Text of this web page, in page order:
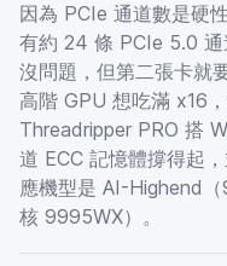
因為 PCIe 通道數是硬
有約 24 條 PCIe 5.0 通
沒問題，但第二張卡就
高階 GPU 想吃滿 x16
Threadripper PRO 搭
道 ECC 記憶體撐得起
應機型是 AI-Highend
核 9995WX）。